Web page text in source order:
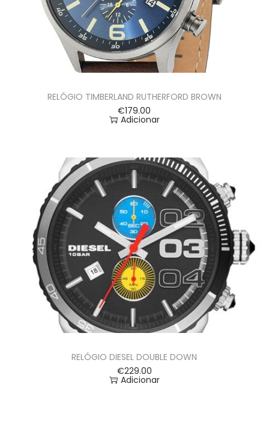
RELÓGIO TIMBERLAND RUTHERFORD BROWN
€179.00
Adicionar
RELÓGIO DIESEL DOUBLE DOWN
€229.00
Adicionar